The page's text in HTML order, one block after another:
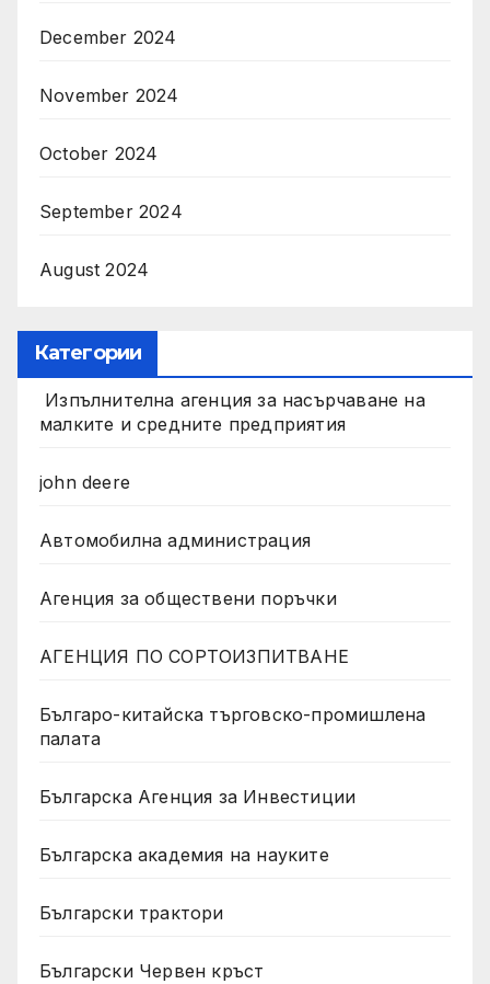
December 2024
November 2024
October 2024
September 2024
August 2024
Категории
Изпълнителна агенция за насърчаване на
малките и средните предприятия
john deere
Автомобилна администрация
Агенция за обществени поръчки
АГЕНЦИЯ ПО СОРТОИЗПИТВАНЕ
Българо-китайска търговско-промишлена
палата
Българска Агенция за Инвестиции
Българска академия на науките
Български трактори
Български Червен кръст